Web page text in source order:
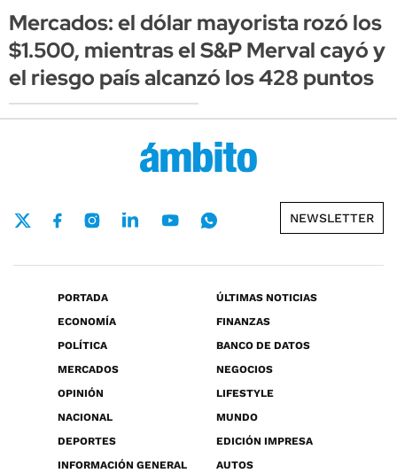
Mercados: el dólar mayorista rozó los
$1.500, mientras el S&P Merval cayó y
el riesgo país alcanzó los 428 puntos
NEWSLETTER
PORTADA
ÚLTIMAS NOTICIAS
ECONOMÍA
FINANZAS
POLÍTICA
BANCO DE DATOS
MERCADOS
NEGOCIOS
OPINIÓN
LIFESTYLE
NACIONAL
MUNDO
DEPORTES
EDICIÓN IMPRESA
INFORMACIÓN GENERAL
AUTOS